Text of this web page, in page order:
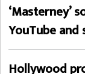
‘Masterney’
YouTube
Hollywood